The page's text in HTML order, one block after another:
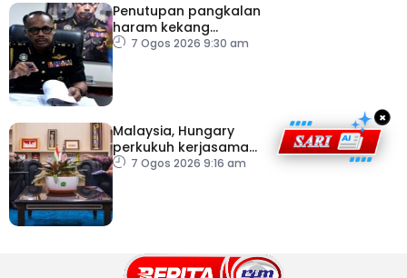
Penutupan pangkalan
haram kekang
penyeludupan di
7 Ogos 2026 9:30 am
Malaysia, Hungary
perkukuh kerjasama
sektor pertanian
7 Ogos 2026 9:16 am
×